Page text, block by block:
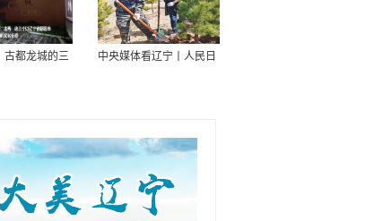
古都龙城的三
中央媒体看辽宁丨人民日